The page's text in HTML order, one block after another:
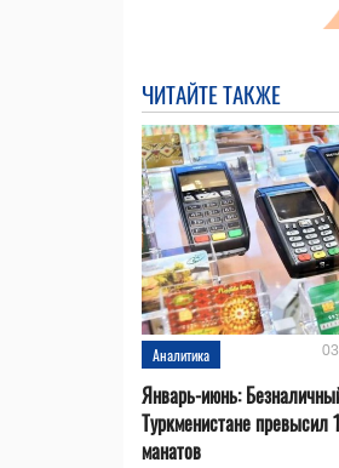
ЧИТАЙТЕ ТАКЖЕ
Аналитика
Январь-июнь:
Туркменистане превысил
манатов